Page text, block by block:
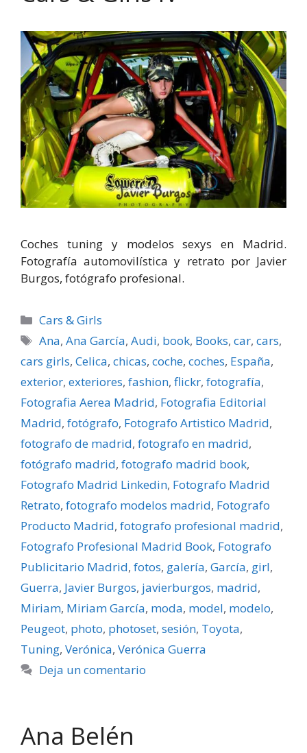
Coches tuning y modelos sexys en Madrid.
Fotografía automovilística y retrato por Javier
Burgos, fotógrafo profesional.
Categorías
Cars & Girls
Etiquetas
Ana,Ana Garcí­a,Audi, book, Books,car,cars,
cars girls, Celica, chicas, coche, coches, España,
exterior, exteriores, fashion, flickr, fotografí­a,
Fotografia Aerea Madrid, Fotografia Editorial
Madrid, fotógrafo, Fotografo Artistico Madrid,
fotografo de madrid, fotografo en madrid,
fotógrafo madrid, fotografo madrid book,
Fotografo Madrid Linkedin, Fotografo Madrid
Retrato, fotografo modelos madrid, Fotografo
Producto Madrid, fotografo profesional madrid,
Fotografo Profesional Madrid Book, Fotografo
Publicitario Madrid, fotos, galerí­a, Garcí­a, girl,
Guerra, Javier Burgos, javierburgos, madrid,
Miriam, Miriam Garcí­a, moda, model, modelo,
Peugeot, photo, photoset, sesión, Toyota,
Tuning, Verónica, Verónica Guerra
Deja un comentario
Ana Belén